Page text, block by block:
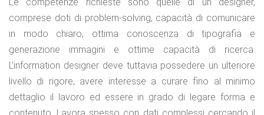
comprese doti di problem-solving, capacità di comunicare
in modo chiaro, ottima conoscenza di tipografia e
generazione immagini e ottime capacità di ricerca.
L'information designer deve tuttavia possedere un ulteriore
livello di rigore, avere interesse a curare fino al minimo
dettaglio il lavoro ed essere in grado di legare forma e